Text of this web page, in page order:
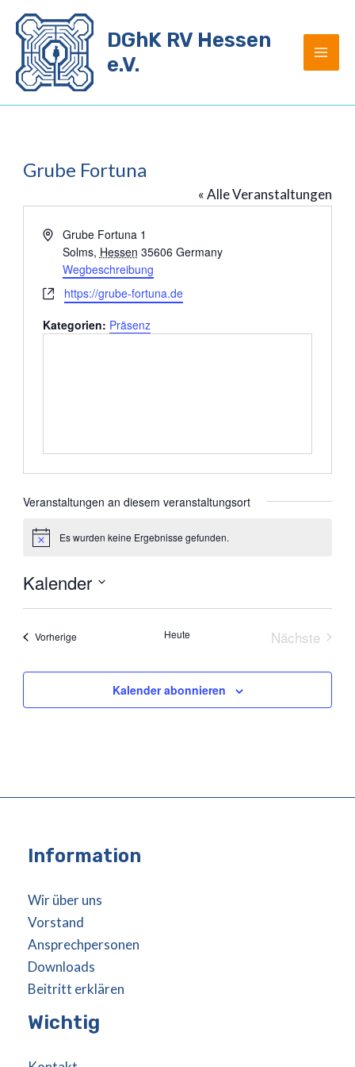
Zum
Inhalt
springen
DGhK RV Hessen
e.V.
Grube Fortuna
« Alle Veranstaltungen
AdresseGrube Fortuna 1
Solms, Hessen 35606 Germany
Wegbeschreibung
Webseitehttps://grube-fortuna.de
Kategorien: Präsenz
Veranstaltungen an diesem veranstaltungsort
HinweisEs wurden keine Ergebnisse gefunden.
Kalender
VorherigeVeranstaltungen Heute
Nächste
Kalender abonnieren
Information
Wir über uns
Vorstand
Ansprechpersonen
Downloads
Beitritt erklären
Wichtig